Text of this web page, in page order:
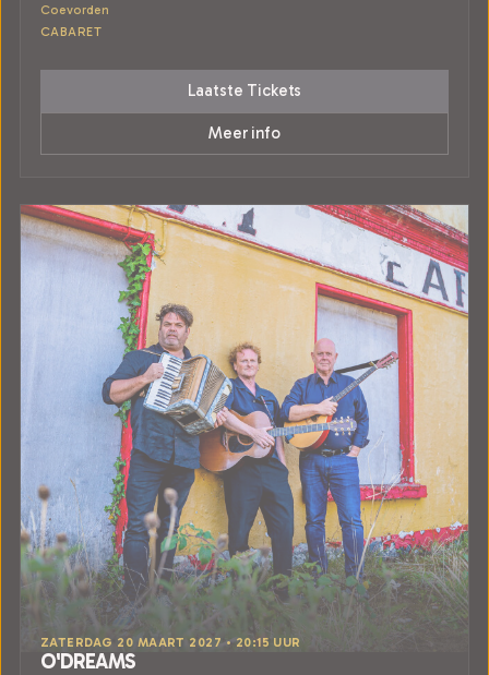
Coevorden
CABARET
Laatste Tickets
Meer info
ZATERDAG 20 MAART 2027 • 20:15 UUR
O'DREAMS